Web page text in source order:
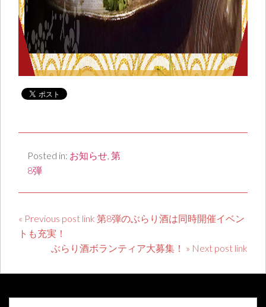
Posted in: お知らせ, 第
8弾
« Previous post link 第8弾のぶらり酒は同時開催イベン
トも充実！
ぶらり酒ボランティア大募集！ » Next post link